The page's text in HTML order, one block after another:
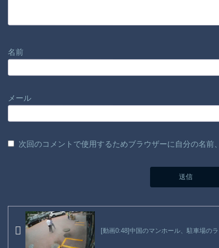
名前
メール
次回のコメントで使用するためブラウザーに自分の名
[動画0:48]中国のマンホール、駐車場の